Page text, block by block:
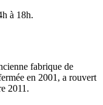
à 18h.
fabrique de
en 2001, a rouvert
2011.